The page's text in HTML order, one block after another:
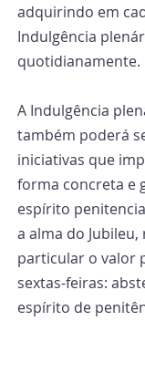
adquirindo em
Indulgência
quotidianamente.
A Indulgência
também poderá
iniciativas que
forma concreta e
espírito
a alma do
particular o valor
sextas-feiras:
espírito de